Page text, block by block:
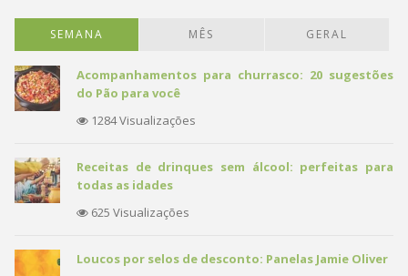
SEMANA MÊS GERAL
Acompanhamentos para churrasco: 20 sugestões
do Pão para você
1284 Visualizações
Receitas de drinques sem álcool: perfeitas para
todas as idades
625 Visualizações
Loucos por selos de desconto: Panelas Jamie Oliver